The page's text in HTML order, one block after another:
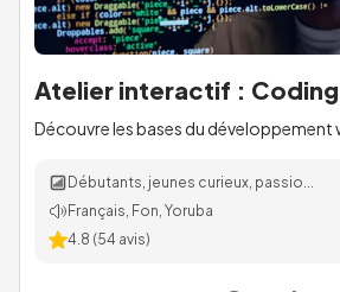
Atelier interactif :
Découvre les bases du développement
Débutants, jeunes curieux, passio...
Français, Fon, Yoruba
4.8 (54 avis)